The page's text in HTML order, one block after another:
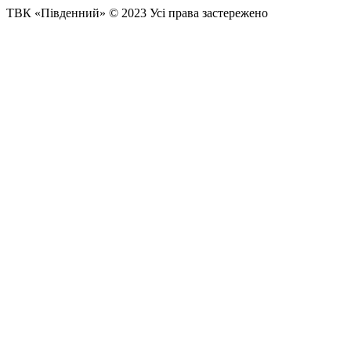
ТВК «Південний» © 2023 Усі права застережено